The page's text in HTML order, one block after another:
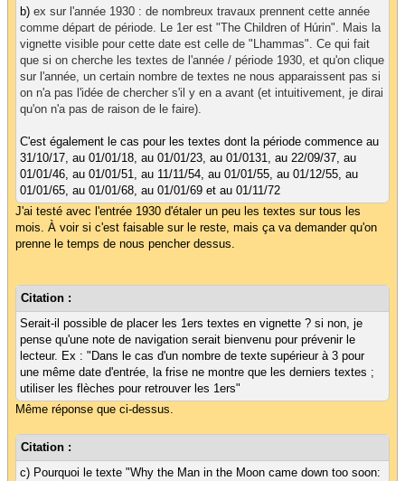
b) ex sur l'année 1930 : de nombreux travaux prennent cette année
comme départ de période. Le 1er est "The Children of Húrin". Mais la
vignette visible pour cette date est celle de "Lhammas". Ce qui fait
que si on cherche les textes de l'année / période 1930, et qu'on clique
sur l'année, un certain nombre de textes ne nous apparaissent pas si
on n'a pas l'idée de chercher s'il y en a avant (et intuitivement, je dirai
qu'on n'a pas de raison de le faire).
C'est également le cas pour les textes dont la période commence au
31/10/17, au 01/01/18, au 01/01/23, au 01/0131, au 22/09/37, au
01/01/46, au 01/01/51, au 11/11/54, au 01/01/55, au 01/12/55, au
01/01/65, au 01/01/68, au 01/01/69 et au 01/11/72
J'ai testé avec l'entrée 1930 d'étaler un peu les textes sur tous les
mois. À voir si c'est faisable sur le reste, mais ça va demander qu'on
prenne le temps de nous pencher dessus.
Citation :
Serait-il possible de placer les 1ers textes en vignette ? si non, je
pense qu'une note de navigation serait bienvenu pour prévenir le
lecteur. Ex : "Dans le cas d'un nombre de texte supérieur à 3 pour
une même date d'entrée, la frise ne montre que les derniers textes ;
utiliser les flèches pour retrouver les 1ers"
Même réponse que ci-dessus.
Citation :
c) Pourquoi le texte "Why the Man in the Moon came down too soon: